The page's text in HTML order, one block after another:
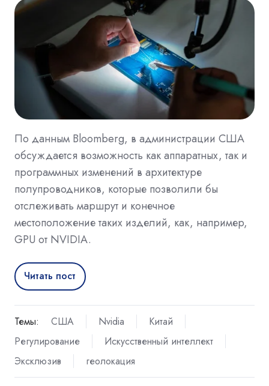
По данным Bloomberg, в администрации США
обсуждается возможность как аппаратных, так и
программных изменений в архитектуре
полупроводников, которые позволили бы
отслеживать маршрут и конечное
местоположение таких изделий, как, например,
GPU от NVIDIA.
Читать пост
Темы: США Nvidia
Китай
Регулирование
Искусственный интеллект
Эксклюзив
геолокация